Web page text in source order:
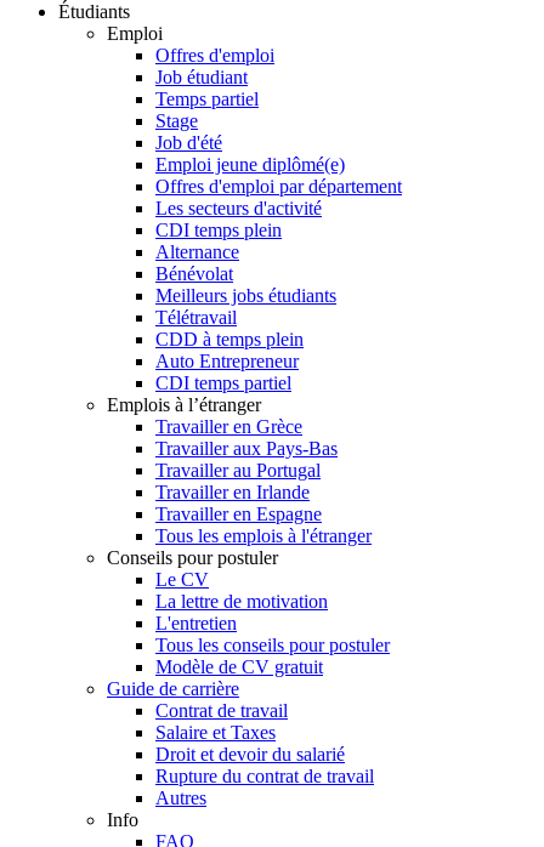
Étudiants
Emploi
Offres d'emploi
Job étudiant
Temps partiel
Stage
Job d'été
Emploi jeune diplômé(e)
Offres d'emploi par département
Les secteurs d'activité
CDI temps plein
Alternance
Bénévolat
Meilleurs jobs étudiants
Télétravail
CDD à temps plein
Auto Entrepreneur
CDI temps partiel
Emplois à l’étranger
Travailler en Grèce
Travailler aux Pays-Bas
Travailler au Portugal
Travailler en Irlande
Travailler en Espagne
Tous les emplois à l'étranger
Conseils pour postuler
Le CV
La lettre de motivation
L'entretien
Tous les conseils pour postuler
Modèle de CV gratuit
Guide de carrière
Contrat de travail
Salaire et Taxes
Droit et devoir du salarié
Rupture du contrat de travail
Autres
Info
FAQ